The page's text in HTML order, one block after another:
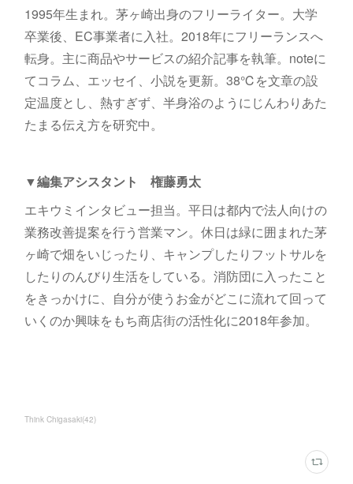
1995年生まれ。茅ヶ崎出身のフリーライター。大学
卒業後、EC事業者に入社。2018年にフリーランスへ
転身。主に商品やサービスの紹介記事を執筆。noteに
てコラム、エッセイ、小説を更新。38℃を文章の設
定温度とし、熱すぎず、半身浴のようにじんわりあた
たまる伝え方を研究中。
▼編集アシスタント 権藤勇太
エキウミインタビュー担当。平日は都内で法人向けの
業務改善提案を行う営業マン。休日は緑に囲まれた茅
ヶ崎で畑をいじったり、キャンプしたりフットサルを
したりのんびり生活をしている。消防団に入ったこと
をきっかけに、自分が使うお金がどこに流れて回って
いくのか興味をもち商店街の活性化に2018年参加。
Think Chigasaki(42)